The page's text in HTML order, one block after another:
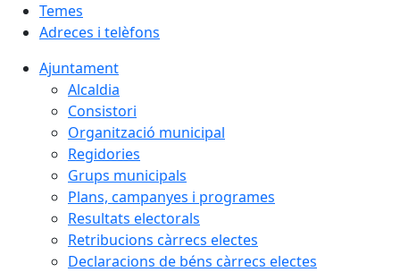
Temes
Adreces i telèfons
Ajuntament
Alcaldia
Consistori
Organització municipal
Regidories
Grups municipals
Plans, campanyes i programes
Resultats electorals
Retribucions càrrecs electes
Declaracions de béns càrrecs electes